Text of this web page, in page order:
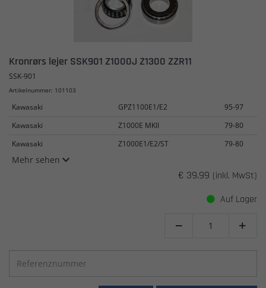
Kronrørs lejer SSK901 Z1000J Z1300 ZZR11
SSK-901
Artikelnummer: 101103
Kawasaki GPZ1100E1/E2
95-97
Kawasaki
Z1000E MKII
79-80
Kawasaki
Z1000E1/E2/ST 79-80
Mehr sehen
€ 39.99 (inkl. MwSt)
Auf Lager
 